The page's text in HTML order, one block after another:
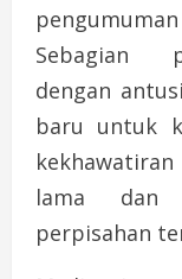
Sebagian
dengan
baru untuk
lama dan
perpisahan